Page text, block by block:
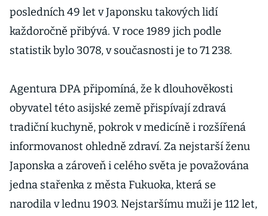
posledních 49 let v Japonsku takových lidí
každoročně přibývá. V roce 1989 jich podle
statistik bylo 3078, v současnosti je to 71 238.
Agentura DPA připomíná, že k dlouhověkosti
obyvatel této asijské země přispívají zdravá
tradiční kuchyně, pokrok v medicíně i rozšířená
informovanost ohledně zdraví. Za nejstarší ženu
Japonska a zároveň i celého světa je považována
jedna stařenka z města Fukuoka, která se
narodila v lednu 1903. Nejstaršímu muži je 112 let,